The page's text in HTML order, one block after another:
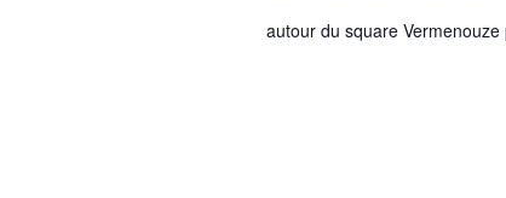
autour du square Vermenouze